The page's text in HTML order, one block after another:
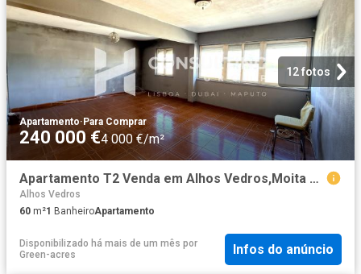
12 fotos
Apartamento· Para Comprar
240 000 €4 000 €/m²
Apartamento T2 Venda em Alhos Vedros,Moita 60m² Alhos Vedros
Alhos Vedros
60 m²1 BanheiroApartamento
Disponibilizado há mais de um mês por
Green-acres
Infos do anúncio